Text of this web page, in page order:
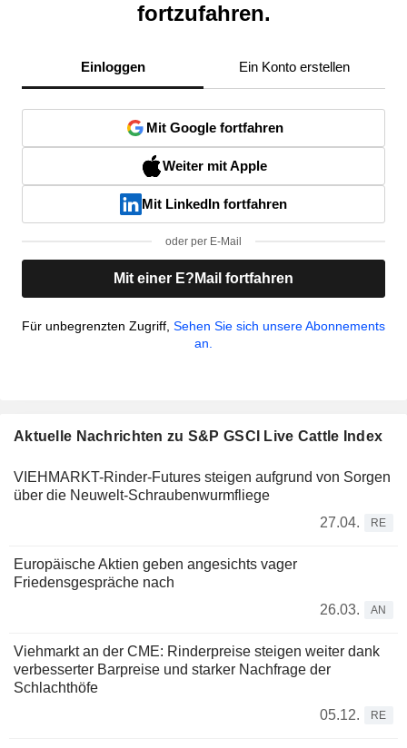
fortzufahren.
Einloggen Ein Konto erstellen
Mit Google fortfahren
Weiter mit Apple
Mit LinkedIn fortfahren
oder per E-Mail
Mit einer E?Mail fortfahren
Für unbegrenzten Zugriff, Sehen Sie sich unsere Abonnements
an.
Aktuelle Nachrichten zu S&P GSCI Live Cattle Index
VIEHMARKT-Rinder-Futures steigen aufgrund von Sorgen
über die Neuwelt-Schraubenwurmfliege
27.04.
RE
Europäische Aktien geben angesichts vager
Friedensgespräche nach
26.03.
AN
Viehmarkt an der CME: Rinderpreise steigen weiter dank
verbesserter Barpreise und starker Nachfrage der
Schlachthöfe
05.12.
RE